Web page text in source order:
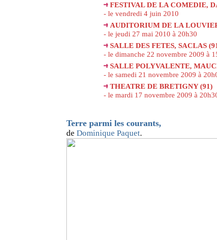
FESTIVAL DE LA COMEDIE,
- le vendredi 4 juin 2010
AUDITORIUM DE LA
- le jeudi 27 mai 2010 à 20h30
SALLE DES FETES, SACLAS
- le dimanche 22 novembre 2009 à
SALLE POLYVALENTE,
- le samedi 21 novembre 2009 à
THEATRE DE BRETIGNY (91)
- le mardi 17 novembre 2009 à
Terre parmi les courants,
de Dominique Paquet.